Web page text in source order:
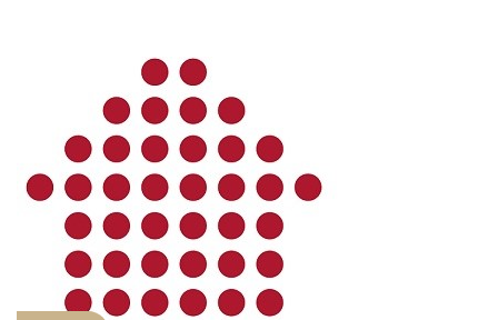
en el ámbito de la
vivienda.
Home
Real Decreto-ley 37/2020, de 22 de diciembre, de
medidas urgentes para hacer frente a las situaciones
de vulnerabilidad social y económica en el ámbito de
la vivienda.